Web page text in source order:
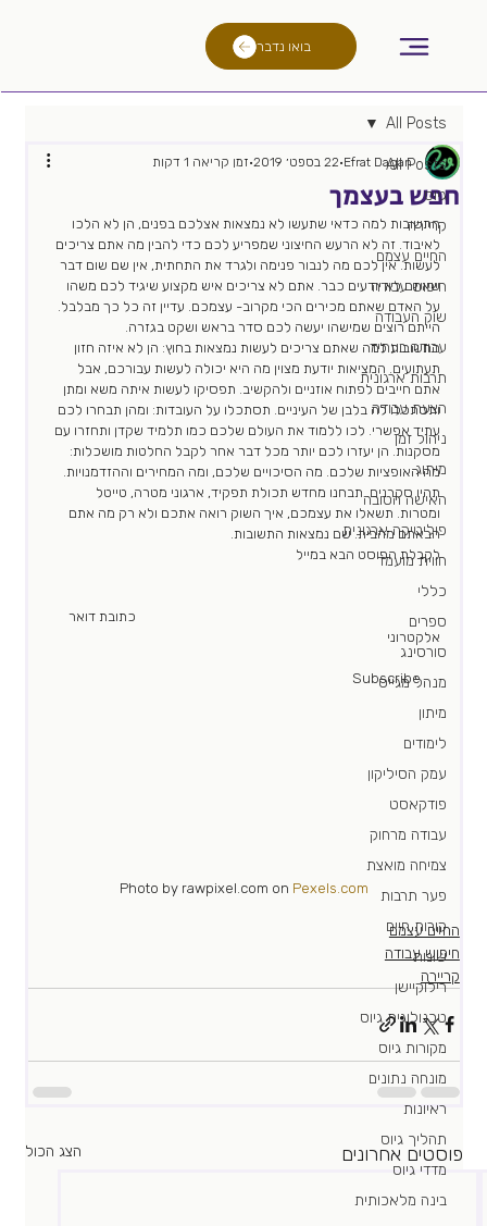
בואו נדבר
All Posts
גיוס
קריירה
החיים עצמם
חיפוש עבודה
שוק העבודה
עבודה בעתיד
תרבות ארגונית
הצעת עבודה
ניהול זמן
מיתוג
האישה הטובה
פוליטיקה ארגונית
חווית מועמד
כללי
ספרים
סורסינג
מנהל מגייס
מיתון
לימודים
עמק הסיליקון
פודקאסט
עבודה מרחוק
צמיחה מואצת
פער תרבות
קורות חיים
שונות
רילוקיישן
טכנולוגית גיוס
מקורות גיוס
מונחה נתונים
ראיונות
תהליך גיוס
מדדי גיוס
בינה מלאכותית
All Posts
חפש בעצמך
Efrat Dagan 22 בספט׳ 2019 זמן קריאה 1 דקות
התשובות למה כדאי שתעשו לא נמצאות אצלכם בפנים, הן לא הלכו
לאיבוד. זה לא הרעש החיצוני שמפריע לכם כדי להבין מה אתם צריכים
לעשות. אין לכם מה לנבור פנימה ולגרד את התחתית, אין שם שום דבר
שאתם לא יודעים כבר. אתם לא צריכים איש מקצוע שיגיד לכם משהו
על האדם שאתם מכירים הכי מקרוב- עצמכם. עדיין זה כל כך מבלבל.
הייתם רוצים שמישהו יעשה לכם סדר בראש ושקט בגזרה.
התשובות למה שאתם צריכים לעשות נמצאות בחוץ: הן לא איזה חזון
תעתועים. המציאות יודעת מצוין מה היא יכולה לעשות עבורכם, אבל
אתם חייבים לפתוח אוזניים ולהקשיב. תפסיקו לעשות איתה משא ומתן
ותסתכלו לה בלבן של העיניים. תסתכלו על העובדות: ומהן תבחרו לכם
עתיד אפשרי. לכו ללמוד את העולם שלכם כמו תלמיד שקדן ותחזרו עם
מסקנות. הן יעזרו לכם יותר מכל דבר אחר לקבל החלטות מושכלות:
מה האופציות שלכם. מה הסיכויים שלכם, ומה המחירים וההזדמנויות.
תהיו סקרנים. תבחנו מחדש תכולת תפקיד, ארגוני מטרה, טייטל
ומטרות. תשאלו את עצמכם, איך השוק רואה אתכם ולא רק מה אתם
הבאתם מהבית. שם נמצאות התשובות.
לקבלת הפוסט הבא במייל
							כתובת דואר
אלקטרוני
Photo by rawpixel.com on Pexels.com
החיים עצמם
חיפוש עבודה
קריירה
פוסטים אחרונים הצג הכול